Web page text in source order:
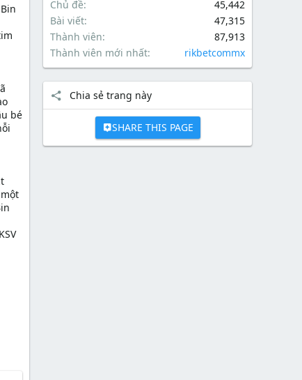
bé
Chủ đề
45,442
Bài viết
47,315
Thành viên
87,913
Thành viên mới nhất
rikbetcommx
Chia sẻ trang này
SHARE THIS PAGE